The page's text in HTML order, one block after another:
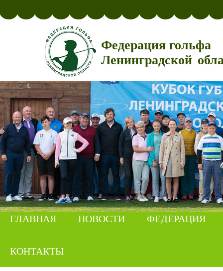
Федерация гольфа
Ленинградской
ГЛАВНАЯ НОВОСТИ ФЕДЕРАЦИЯ
КОНТАКТЫ